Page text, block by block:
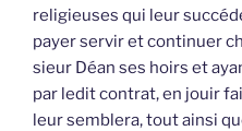
religieuses qui leur
payer servir et continuer
sieur Déan ses hoirs et
par ledit contrat, en jouir
leur semblera, tout ainsi